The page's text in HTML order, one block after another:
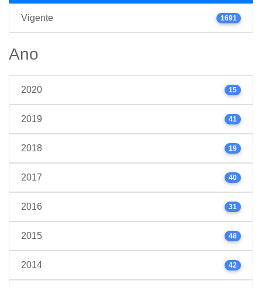
Vigente 1691
Ano
2020 15
2019 41
2018 19
2017 40
2016 31
2015 48
2014 42